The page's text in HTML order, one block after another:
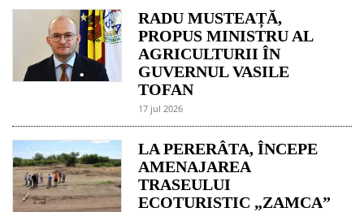
RADU MUSTEAȚĂ,
PROPUS MINISTRU AL
AGRICULTURII ÎN
GUVERNUL VASILE
TOFAN
17 jul 2026
LA PERERÂTA, ÎNCEPE
AMENAJAREA
TRASEULUI
ECOTURISTIC „ZAMCA”